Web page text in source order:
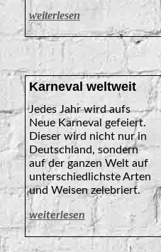
weiterlesen
Karneval weltweit
Jedes Jahr wird aufs
Neue Karneval gefeiert.
Dieser wird nicht nur in
Deutschland, sondern
auf der ganzen Welt auf
unterschiedlichste Arten
und Weisen zelebriert.
weiterlesen